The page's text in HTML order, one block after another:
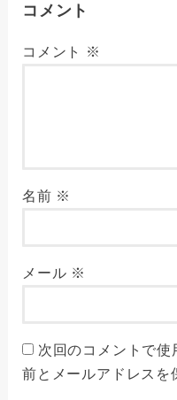
コメント
コメント ※
名前 ※
メール ※
次回のコメントで使
前とメールアドレスを